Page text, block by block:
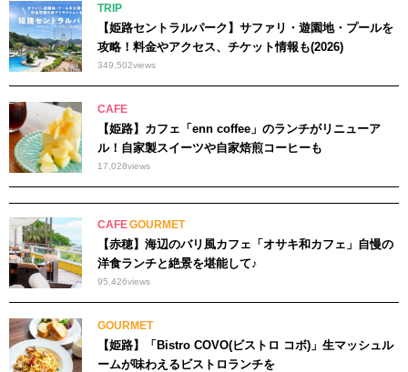
TRIP
【姫路セントラルパーク】サファリ・遊園地・プールを
攻略！料金やアクセス、チケット情報も(2026)
349,502views
CAFE
【姫路】カフェ「enn coffee」のランチがリニューア
ル！自家製スイーツや自家焙煎コーヒーも
17,028views
CAFEGOURMET
【赤穂】海辺のバリ風カフェ「オサキ和カフェ」自慢の
洋食ランチと絶景を堪能して♪
95,426views
GOURMET
【姫路】「Bistro COVO(ビストロ コボ)」生マッシュル
ームが味わえるビストロランチを